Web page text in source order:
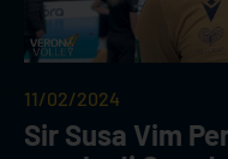
11/02/2024
Sir Susa Vim